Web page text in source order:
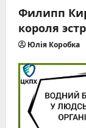
Филипп
короля
Юлія Коробка